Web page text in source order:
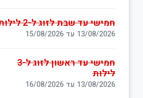
חמישי עד שבת לזוג ל-2 לילות
13/08/2026 עד 15/08/2026
חמישי עד ראשון לזוג ל-3
לילות
13/08/2026 עד 16/08/2026